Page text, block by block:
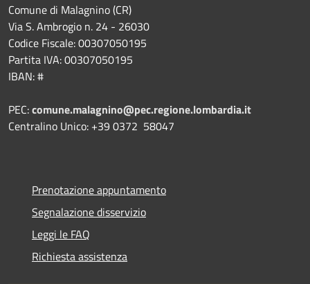
Comune di Malagnino (CR)
Via S. Ambrogio n. 24 - 26030
Codice Fiscale: 00307050195
Partita IVA: 00307050195
IBAN: #
PEC:comune.malagnino@pec.regione.lombardia.it
Centralino Unico: +39 0372 58047
Prenotazione appuntamento
Segnalazione disservizio
Leggi le FAQ
Richiesta assistenza